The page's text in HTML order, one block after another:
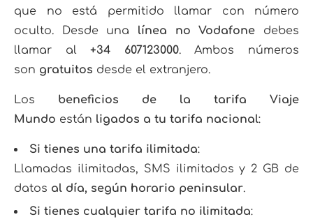
que no está permitido llamar con número
oculto. Desde una línea no Vodafone debes
llamar al+34 607123000. Ambos números
son gratuitos desde el extranjero.
Los beneficios de la tarifa Viaje
Mundo están ligados a tu tarifa nacional:
Si tienes una tarifa ilimitada:
Llamadas ilimitadas, SMS ilimitados y 2 GB de
datos al día, según horario peninsular.
Si tienes cualquier tarifa no ilimitada: